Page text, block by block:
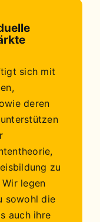
sich mit
deren
zu
legen
sowohl die
auch ihre